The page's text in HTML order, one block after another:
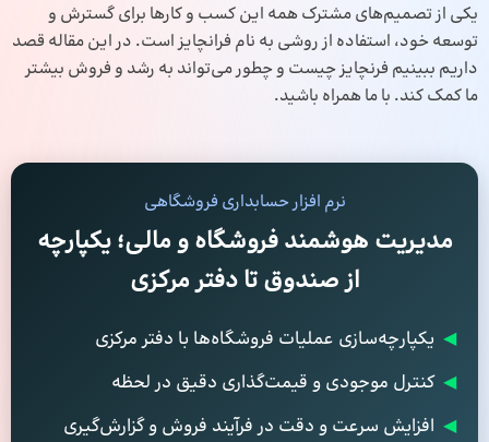
یکی از تصمیم‌های مشترک همه این کسب و کارها برای گسترش و
توسعه خود، استفاده از روشی به نام فرانچایز است. در این مقاله قصد
داریم ببینیم فرنچایز چیست و چطور می‌تواند به رشد و فروش بیشتر
ما کمک کند. با ما همراه باشید.
نرم افزار حسابداری فروشگاهی
مدیریت هوشمند فروشگاه و مالی؛ یکپارچه
از صندوق تا دفتر مرکزی
◀ یکپارچه‌سازی عملیات فروشگاه‌ها با دفتر مرکزی
◀ کنترل موجودی و قیمت‌گذاری دقیق در لحظه
◀ افزایش سرعت و دقت در فرآیند فروش و گزارش‌گیری